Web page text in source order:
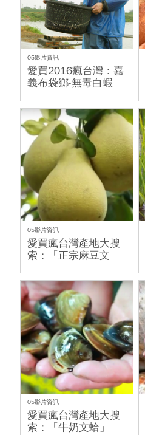
05影片資訊
愛買2016瘋台灣：嘉
義布袋鄉-無毒白蝦
05影片資訊
愛買瘋台灣產地大搜
索：「正宗麻豆文
05影片資訊
愛買瘋台灣產地大搜
索：「牛奶文蛤」